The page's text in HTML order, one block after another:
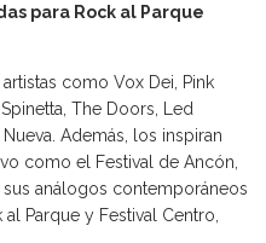
para Rock al Parque
como Vox Dei, Pink
The Doors, Led
Además, los inspiran
como el Festival de Ancón,
análogos contemporáneos
Parque y Festival Centro,